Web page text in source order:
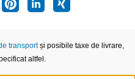
transportși posibile taxe de livrare,
altfel.